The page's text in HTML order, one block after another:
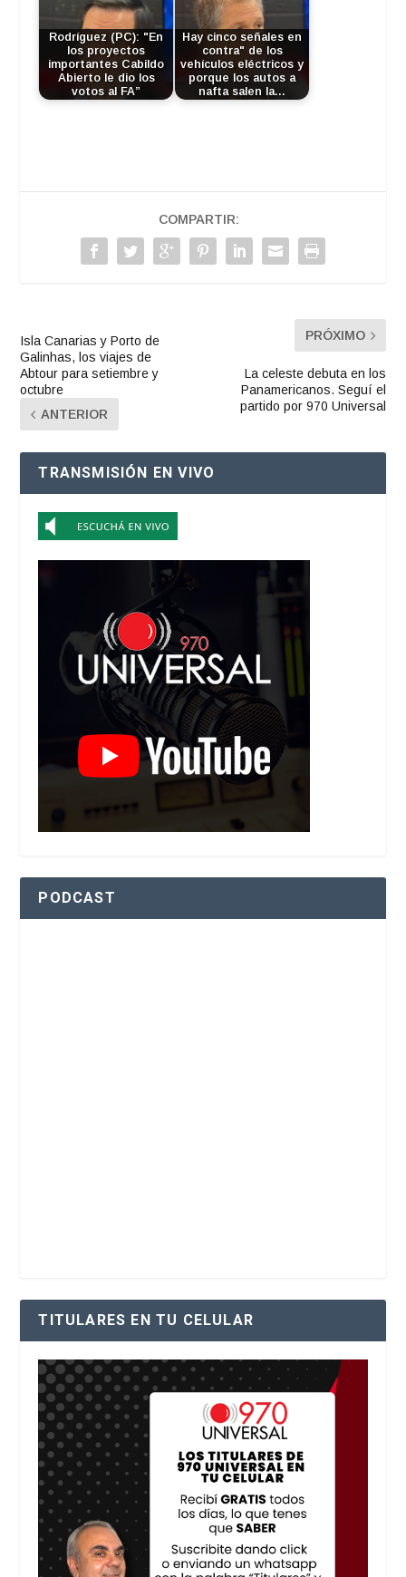
Rodríguez (PC): "En
los proyectos
importantes Cabildo
Abierto le dio los
votos al FA”
Hay cinco señales en
contra" de los
vehículos eléctricos y
porque los autos a
nafta salen la…
COMPARTIR:
Isla Canarias y Porto de
Galinhas, los viajes de
Abtour para setiembre y
octubre
ANTERIOR
PRÓXIMO
La celeste debuta en los
Panamericanos. Seguí el
partido por 970 Universal
TRANSMISIÓN EN VIVO
PODCAST
TITULARES EN TU CELULAR